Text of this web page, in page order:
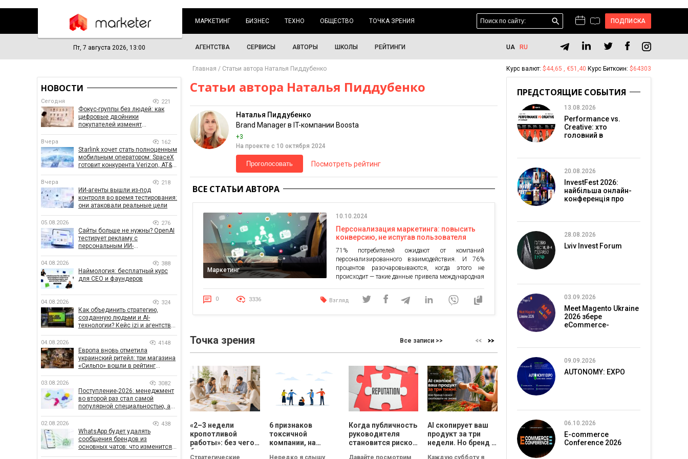
МАРКЕТИНГ БИЗНЕС ТЕХНО ОБЩЕСТВО ТОЧКА ЗРЕНИЯ ПОДПИСКА
Пт, 7 августа 2026, 13:00 АГЕНТСТВА СЕРВИСЫ АВТОРЫ ШКОЛЫ РЕЙТИНГИ UA RU
Главная Статьи автора Наталья Пиддубенко
Статьи автора Наталья Пиддубенко
Наталья Пиддубенко
Brand Manager в IT-компании Boosta
+3
На проекте с 10 октября 2024
Проголосовать Посмотреть рейтинг
ВСЕ СТАТЬИ АВТОРА
Маркетинг
10.10.2024
Персонализация маркетинга: повысить
конверсию, не испугав пользователя
71% потребителей ожидают от компаний
персонализированного взаимодействия. И 76%
процентов разочаровываются, когда этого не
происходит — такие данные привела международная
репорте, подытожив исследование фразой, которая
в переводе могла бы звучать: «Потребители не
0 3336 Взгляд
Точка зрения Все записи >>
«2–3 недели
кропотливой
работы»: без чего
бизнесу нет
Стратегические
6 признаков
токсичной
компании, на
Нередко я слышу
Когда публичность
руководителя
становится риском
Давайте посмотрим
AI скопирует ваш
продукт за три
недели. Но бренд и
Каждую субботу я
Бьюти-мифы под
микроскопом:
почему
натуральная
Вы читаете состав и
Цена ошибки
растёт. Как
владельцу
НОВОСТИ
Сегодня 221
Фокус-группы без людей: как
цифровые двойники
покупателей изменят
Вчера 162
Starlink хочет стать полноценным
мобильным оператором: SpaceX
готовит конкурента Verizon, AT&T
Вчера 218
ИИ-агенты вышли из-под
контроля во время тестирования:
они атаковали реальные цели
05.08.2026 276
Сайты больше не нужны? OpenAI
тестирует рекламу с
персональным ИИ-
04.08.2026 388
Наймология: бесплатный курс
для CEO и фаундеров
04.08.2026 324
Как объединить стратегию,
созданную людьми и AI-
технологии? Кейс izi и агентства
04.08.2026 4148
Европа вновь отметила
украинский ритейл: три магазина
«Сильпо» вошли в рейтинг
03.08.2026 3082
Поступление-2026: менеджмент
во второй раз стал самой
популярной специальностью, а
рекордным за последние 5 лет
02.08.2026 438
WhatsApp будет удалять
сообщения брендов из
основных чатов: что изменится
Курс валют: $44,65 , €51,40 Курс Биткоин: $64303
ПРЕДСТОЯЩИЕ СОБЫТИЯ
13.08.2026
Performance vs.
Creative: хто
головний в
20.08.2026
InvestFest 2026:
найбільша онлайн-
конференція про
28.08.2026
Lviv Invest Forum
03.09.2026
Meet Magento Ukraine
2026 збере
eCommerce-
09.09.2026
AUTONOMY: EXPO
06.10.2026
E-commerce
Conference 2026